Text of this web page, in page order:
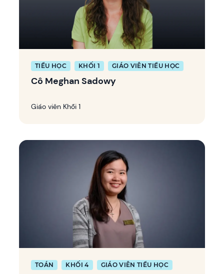
TIỂU HỌC KHỐI 1 GIÁO VIÊN TIỂU HỌC
Cô Meghan Sadowy
Giáo viên Khối 1
TOÁN KHỐI 4 GIÁO VIÊN TIỂU HỌC